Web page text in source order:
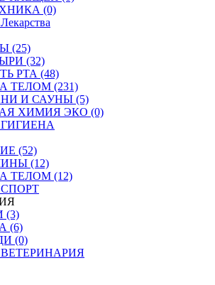
(0)
(25)
(32)
РТА (48)
ТЕЛОМ (231)
И САУНЫ (5)
ХИМИЯ ЭКО (0)
ГИГИЕНА
(52)
(12)
ТЕЛОМ (12)
СПОРТ
(3)
(6)
(0)
ВЕТЕРИНАРИЯ